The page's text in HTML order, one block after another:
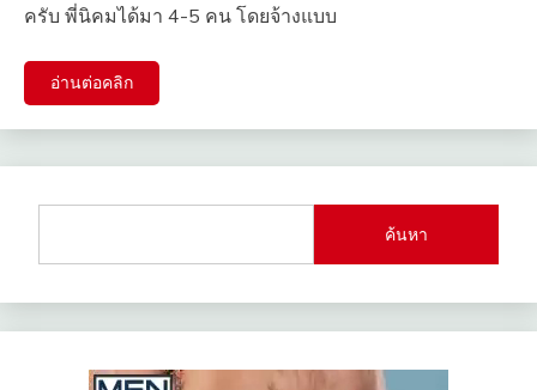
ครับ พี่นิคมได้มา 4-5 คน โดยจ้างแบบ
อ่านต่อคลิก
ค้นหา